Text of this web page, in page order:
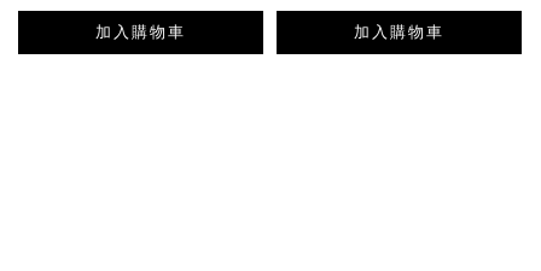
加入購物車 加入購物車